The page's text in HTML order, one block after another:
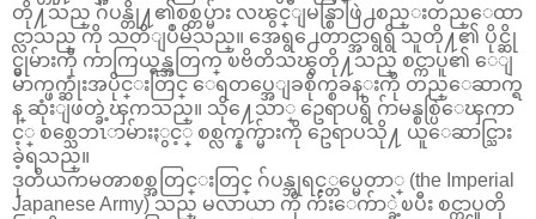
တို႔သည္ ဂ်ပန္တို႔၏စစ္တပ္မ်ား လၽွင္ျမန္စြာဖြဲ႕စည္းတည္ေထာ
င္လာသည္ ကို သတိျပဳမိသည္။ အေရွ႕ေတာင္အာရွရွိ သူတို႔၏ ပိုင္ဆို
င္မွုမ်ားကို ကာကြယ္ရန္အတြက္ ၿဗိတိသၽွတို႔သည္ စင္ကာပူ၏ ေျ
မာက္ဖက္ဆုံးအပိုင္းတြင္ ေရတပ္အေျခစိုက္စခန္းကို တည္ေဆာက္ရ
န္ ဆုံးျဖတ္ခဲ့ၾကသည္။ သို႔ေသာ္ ဥေရာပရွိ ဂ်ာမန္စစ္ပြဲေၾကာ
င့္ စစ္သေဘၤာမ်ားႏွင့္ စစ္လက္နက္မ်ားကို ဥေရာပသို႔ ယူေဆာင္သြား
ခဲ့ရသည္။
ဒုတိယကမၻာစစ္အတြင္းတြင္ ဂ်ပန္ဘုရင့္တပ္မေတာ္ (the Imperial
Japanese Army) သည္ မလာယာ ကို က်ဴးေက်ာ္ခဲ့ၿပီး စင္ကာပူတို